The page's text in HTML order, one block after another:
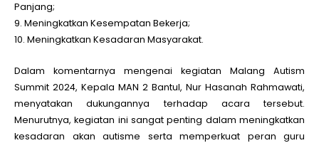
Panjang;
9. Meningkatkan Kesempatan Bekerja;
10. Meningkatkan Kesadaran Masyarakat.
Dalam komentarnya mengenai kegiatan Malang Autism
Summit 2024, Kepala MAN 2 Bantul, Nur Hasanah Rahmawati,
menyatakan dukungannya terhadap acara tersebut.
Menurutnya, kegiatan ini sangat penting dalam meningkatkan
kesadaran akan autisme serta memperkuat peran guru